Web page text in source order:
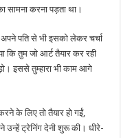
सामना करना पड़ता था।
पति से भी इसको लेकर चर्चा
कि तुम जो आर्ट तैयार कर रही
इससे तुम्हारा भी काम आगे
के लिए तो तैयार हो गईं,
उन्हें ट्रेनिंग देनी शुरू की। धीरे-